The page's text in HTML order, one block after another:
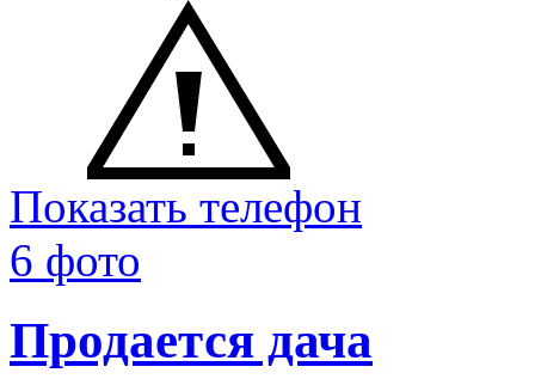
Показать телефон
6 фото
Продается дача